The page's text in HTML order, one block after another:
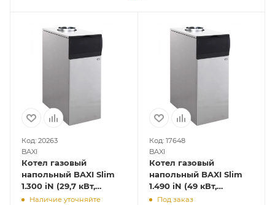
Код: 20263
BAXI
Котел газовый
напольный BAXI Slim
1.300 iN (29,7 кВт,
одноконтурный)
Наличие уточняйте
Код: 17648
BAXI
Котел газовый
напольный BAXI Slim
1.490 iN (49 кВт,
одноконтурный)
Под заказ